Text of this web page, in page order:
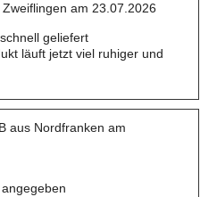
am 23.07.2026
geliefert
läuft jetzt viel ruhiger und
aus Nordfranken am